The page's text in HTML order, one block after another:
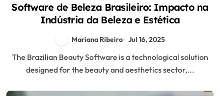
Software de Beleza Brasileiro: Impacto na
Indústria da Beleza e Estética
Mariana Ribeiro Jul 16, 2025
The Brazilian Beauty Software is a technological solution
designed for the beauty and aesthetics sector,...